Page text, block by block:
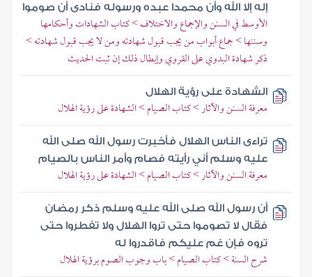
إله إلا الله وأن محمدا عبده ورسوله فنادى أن صوموا
الأوسط في السنن والإجماع والاختلاف > كتاب الشهادات وأحكامها
وسننها > جماع أبواب من يجب قبول شهادته ومن لا يجب قبول شهادته >
ذكر شهادة البدوي على القروي وإبطال ذلك إن ثبت الحديث
الشهادة على رؤية الهلال
معرفة السنن والآثار > كتاب الصيام > الشهادة على رؤية الهلال
تراءى الناس الهلال فأخبرت رسول الله صلى الله
عليه وسلم أني رأيته فصام وأمر الناس بالصيام
معرفة السنن والآثار > كتاب الصيام > الشهادة على رؤية الهلال
أن رسول الله صلى الله عليه وسلم ذكر رمضان
فقال لا تصوموا حتى تروا الهلال ولا تفطروا حتى
تروه فإن غم عليكم فاقدروا له
شرح السنة > كتاب الصيام > باب وجوب الصوم برؤية الهلال